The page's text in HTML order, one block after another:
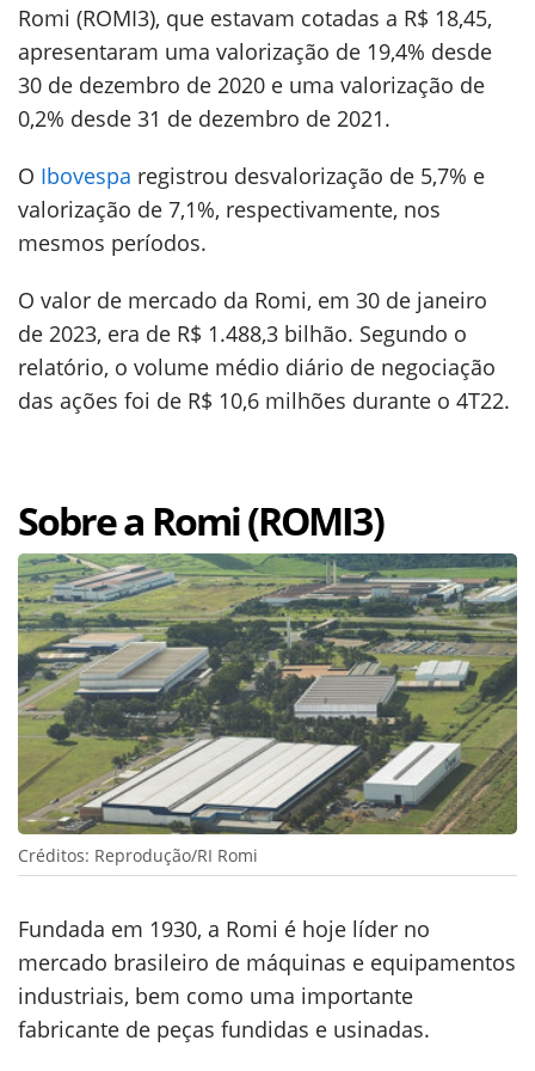
Romi (ROMI3), que estavam cotadas a R$ 18,45,
apresentaram uma valorização de 19,4% desde
30 de dezembro de 2020 e uma valorização de
0,2% desde 31 de dezembro de 2021.
O Ibovespa registrou desvalorização de 5,7% e
valorização de 7,1%, respectivamente, nos
mesmos períodos.
O valor de mercado da Romi, em 30 de janeiro
de 2023, era de R$ 1.488,3 bilhão. Segundo o
relatório, o volume médio diário de negociação
das ações foi de R$ 10,6 milhões durante o 4T22.
Sobre a Romi (ROMI3)
Créditos: Reprodução/RI Romi
Fundada em 1930, a Romi é hoje líder no
mercado brasileiro de máquinas e equipamentos
industriais, bem como uma importante
fabricante de peças fundidas e usinadas.